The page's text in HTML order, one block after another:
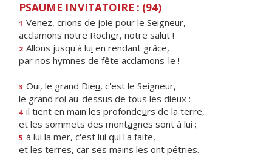
PSAUME INVITATOIRE : (94)
1 Venez, crions de joie pour le Seigneur,
acclamons notre Rocher, notre salut !
2 Allons jusqu'à lui en rendant grâce,
par nos hymnes de fête acclamons-le !
3 Oui, le grand Dieu, c'est le Seigneur,
le grand roi au-dessus de tous les dieux :
4 il tient en main les profondeurs de la terre,
et les sommets des montagnes sont à lui ;
5 à lui la mer, c'est lui qui l'a faite,
et les terres, car ses mains les ont pétries.